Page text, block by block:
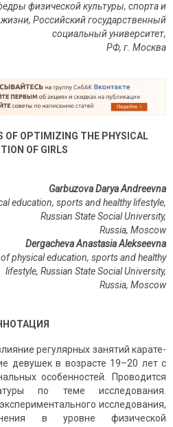
физической культуры, спорта и
Российский государственный
социальный университет,
РФ, г. Москва
OF OPTIMIZING THE PHYSICAL
OF GIRLS
Garbuzova Darya Andreevna
education, sports and healthy lifestyle,
Russian State Social University,
Russia, Moscow
Dergacheva Anastasia Alekseevna
physical education, sports and healthy
lifestyle, Russian State Social University,
Russia, Moscow
регулярных занятий карате-
девушек в возрасте 19–20 лет с
особенностей. Проводится
по теме исследования.
исследования,
в уровне физической